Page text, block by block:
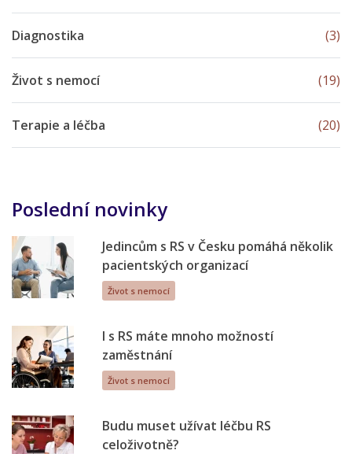
Diagnostika (3)
Život s nemocí (19)
Terapie a léčba (20)
Poslední novinky
Jedincům s RS v Česku pomáhá několik
pacientských organizací
Život s nemocí
I s RS máte mnoho možností
zaměstnání
Život s nemocí
Budu muset užívat léčbu RS
celoživotně?